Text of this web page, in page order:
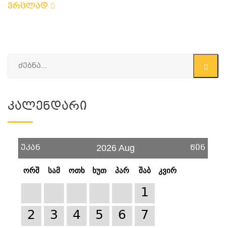
ვრცლად
Კალენდარი
უკან 2026 Aug წინ
ორშ სამ ოთხ ხუთ პარ შაბ კვირ
1
2
3 4 5 6
7